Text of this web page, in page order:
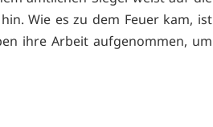
Wie es zu dem Feuer kam, ist
ihre Arbeit aufgenommen, um